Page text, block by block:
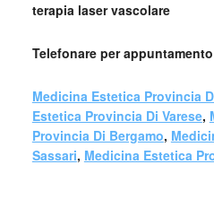
terapia laser vascolare
Telefonare per appuntamento
Medicina Estetica Provincia
Estetica Provincia Di Varese,
Provincia Di Bergamo,
Sassari, Medicina Estetica